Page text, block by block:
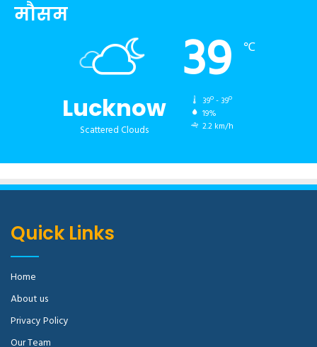
मौसम
Lucknow
Scattered Clouds
39 ℃
39º - 39º
19%
2.2 km/h
Quick Links
Home
About us
Privacy Policy
Our Team